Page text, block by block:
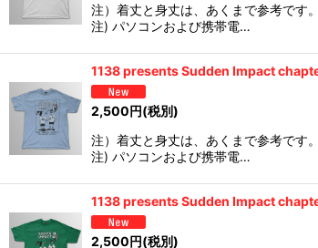
注）着丈と身丈は、あくまで参考です
注) パソコンおよび携帯電…
1138 presents Sudden Impact
2,500円(税別)
注）着丈と身丈は、あくまで参考です
注) パソコンおよび携帯電…
1138 presents Sudden Impact
2,500円(税別)